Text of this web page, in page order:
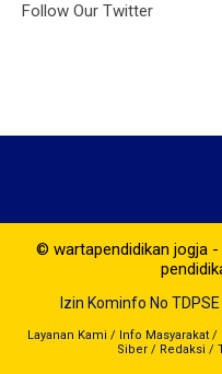
Follow Our Twitter
© wartapendidikan jogja
Izin Kominfo No
Layanan Kami / Info Masyarakat/
Siber / Redaksi /